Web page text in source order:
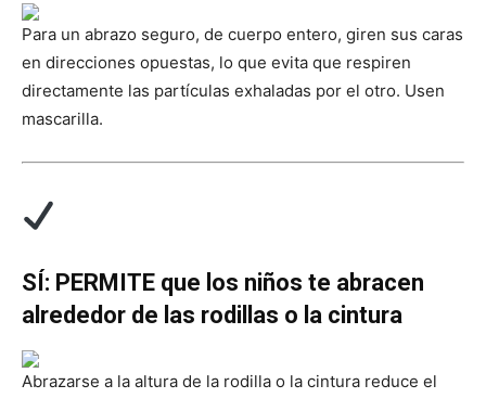
Para un abrazo seguro, de cuerpo entero, giren sus caras
en direcciones opuestas, lo que evita que respiren
directamente las partículas exhaladas por el otro. Usen
mascarilla.
SÍ: PERMITE que los niños te abracen
alrededor de las rodillas o la cintura
Abrazarse a la altura de la rodilla o la cintura reduce el